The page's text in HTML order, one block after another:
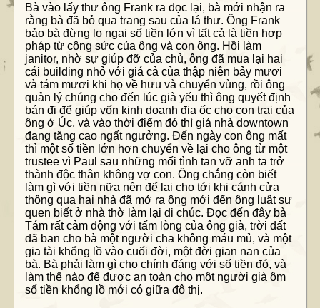
Bà vào lấy thư ông Frank ra đọc lại, bà mới nhận ra
rằng bà đã bỏ qua trang sau của lá thư. Ông Frank
bảo bà đừng lo ngại số tiền lớn vì tất cả là tiền hợp
pháp từ công sức của ông và con ông. Hồi làm
janitor, nhờ sự giúp đỡ của chủ, ông đã mua lại hai
cái building nhỏ với giá cả của thập niên bảy mươi
và tám mươi khi họ về hưu và chuyển vùng, rồi ông
quản lý chúng cho đến lúc già yếu thì ông quyết định
bán đi để giúp vốn kinh doanh địa ốc cho con trai của
ông ở Úc, và vào thời điểm đó thì giá nhà downtown
đang tăng cao ngất ngưởng. Đến ngày con ông mất
thì một số tiền lớn hơn chuyển về lại cho ông từ một
trustee vì Paul sau những mối tình tan vỡ anh ta trở
thành độc thân không vợ con. Ông chẳng còn biết
làm gì với tiền nữa nên để lại cho tới khi cánh cửa
thông qua hai nhà đã mở ra ông mới đến ông luật sư
quen biết ở nhà thờ làm lại di chúc. Đọc đến đây bà
Tám rất cảm động với tấm lòng của ông già, trời đất
đã ban cho bà một người cha không máu mủ, và một
gia tài khổng lồ vào cuối đời, một đời gian nan của
bà. Bà phải làm gì cho chính đáng với số tiền đó, và
làm thế nào để được an toàn cho một người già ôm
số tiền khổng lồ mới có giữa đô thị.